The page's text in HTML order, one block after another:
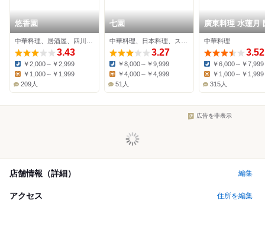
悠香園
3.43
Dinner:
￥2,000～￥2,999
￥1,000～￥1,999
209人
七園
3.27
Dinner:
￥8,000～￥9,999
Lunch:
￥4,000～￥4,999
51人
廣東料理 水蓮月
西宮ガーデンズ店
中華料理
3.52
Dinner:
￥6,000～￥7,999
￥1,000～￥1,999
315人
広告を非表示
店舗情報（詳細） 編集
アクセス 住所を編集